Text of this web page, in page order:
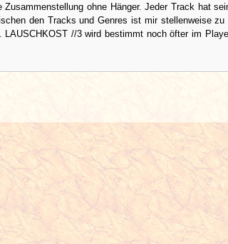
Zusammenstellung ohne Hänger. Jeder Track hat
den Tracks und Genres ist mir stellenweise zu
LAUSCHKOST //3 wird bestimmt noch öfter im